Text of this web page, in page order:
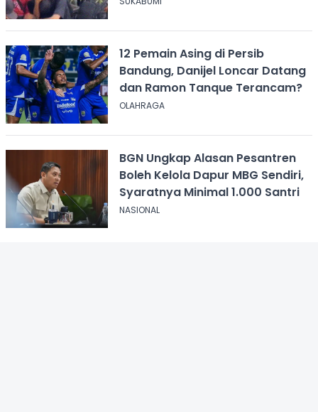
12 Pemain Asing di Persib
Bandung, Danijel Loncar Datang
dan Ramon Tanque Terancam?
OLAHRAGA
BGN Ungkap Alasan Pesantren
Boleh Kelola Dapur MBG Sendiri,
Syaratnya Minimal 1.000 Santri
NASIONAL